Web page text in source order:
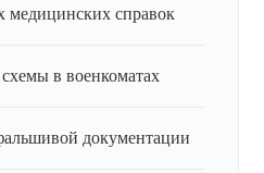
справок
в военкоматах
документации